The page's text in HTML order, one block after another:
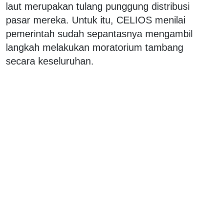
laut merupakan tulang punggung distribusi
pasar mereka. Untuk itu, CELIOS menilai
pemerintah sudah sepantasnya mengambil
langkah melakukan moratorium tambang
secara keseluruhan.